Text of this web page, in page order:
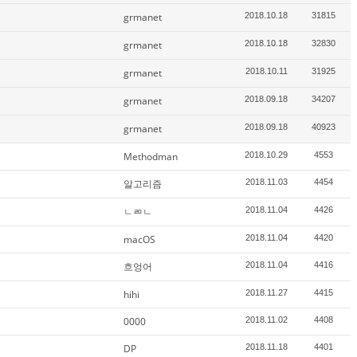
grmanet 2018.10.18 31815
grmanet 2018.10.18 32830
grmanet 2018.10.11 31925
grmanet 2018.09.18 34207
grmanet 2018.09.18 40923
Methodman 2018.10.29 4553
알고리즘 2018.11.03 4454
ㄴㄻㄴ 2018.11.04 4426
macOS 2018.11.04 4420
흐엉어 2018.11.04 4416
hihi 2018.11.27 4415
0000 2018.11.02 4408
DP 2018.11.18 4401